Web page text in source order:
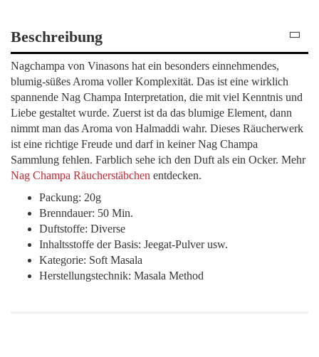
Beschreibung
Nagchampa von Vinasons hat ein besonders einnehmendes,
blumig-süßes Aroma voller Komplexität. Das ist eine wirklich
spannende Nag Champa Interpretation, die mit viel Kenntnis und
Liebe gestaltet wurde. Zuerst ist da das blumige Element, dann
nimmt man das Aroma von Halmaddi wahr. Dieses Räucherwerk
ist eine richtige Freude und darf in keiner Nag Champa
Sammlung fehlen. Farblich sehe ich den Duft als ein Ocker. Mehr
Nag Champa Räucherstäbchen entdecken.
Packung: 20g
Brenndauer: 50 Min.
Duftstoffe: Diverse
Inhaltsstoffe der Basis: Jeegat-Pulver usw.
Kategorie: Soft Masala
Herstellungstechnik: Masala Method